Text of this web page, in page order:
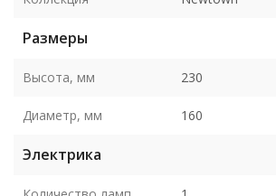
Размеры
Высота, мм 230
Диаметр, мм 160
Электрика